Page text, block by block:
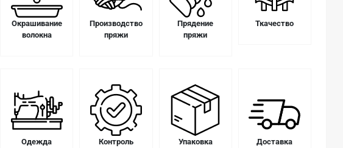
Окрашивание
волокна
Производство
пряжи
Прядение
пряжи
Ткачество
Одежда
Контроль
Упаковка Доставка